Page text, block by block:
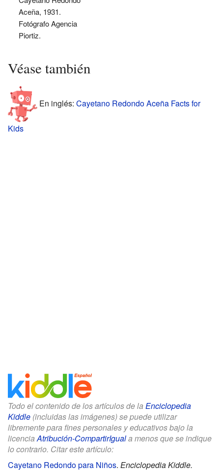
Aceña, 1931.
Fotógrafo Agencia
Piortiz.
Véase también
En inglés: Cayetano Redondo Aceña Facts for
Kids
Todo el contenido de los artículos de la Enciclopedia
Kiddle (incluidas las imágenes) se puede utilizar
libremente para fines personales y educativos bajo la
licenciaAtribución-CompartirIguala menos que se indique
lo contrario. Citar este artículo:
Cayetano Redondo para Niños. Enciclopedia Kiddle.